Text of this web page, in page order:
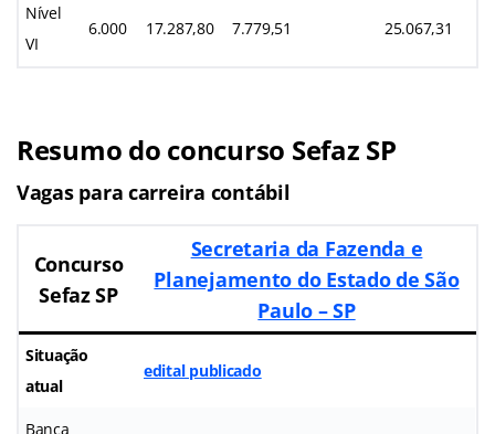
Nível
VI
6.000 17.287,80 7.779,51 25.067,31
Resumo do concurso Sefaz SP
Vagas para carreira contábil
Concurso
Sefaz SP
Secretaria da Fazenda e
Planejamento do Estado de São
Paulo – SP
Situação
atual
edital publicado
Banca